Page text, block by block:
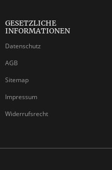
GESETZLICHE
INFORMATIONEN
Datenschutz
AGB
Sitemap
Impressum
Widerrufsrecht